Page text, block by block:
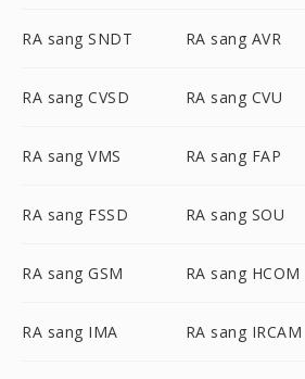
RA sang SNDT RA sang AVR
RA sang CVSD RA sang CVU
RA sang VMS RA sang FAP
RA sang FSSD RA sang SOU
RA sang GSM RA sang HCOM
RA sang IMA RA sang IRCAM